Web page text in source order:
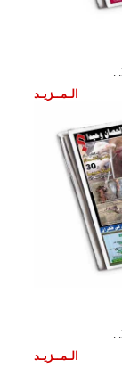
الـمــزيـد
الـمــزيـد